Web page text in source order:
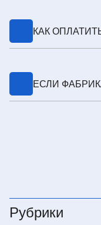
КАК
ЕСЛИ
Рубрики